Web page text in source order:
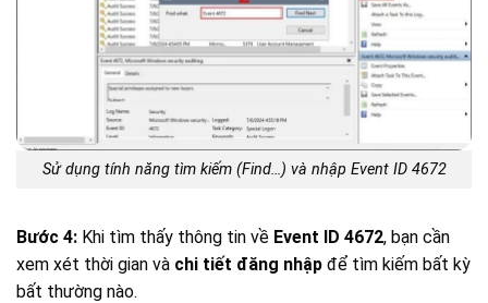
Sử dụng tính năng tìm kiếm (Find…) và nhập Event ID 4672
Bước 4: Khi tìm thấy thông tin về Event ID 4672, bạn cần
xem xét thời gian và chi tiết đăng nhập để tìm kiếm bất kỳ
bất thường nào.